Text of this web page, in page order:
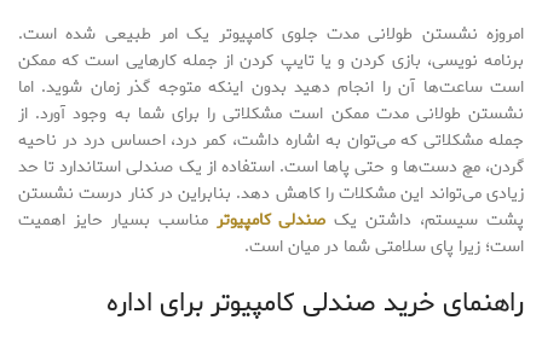
امروزه نشستن طولانی مدت جلوی کامپیوتر یک امر طبیعی شده است.
برنامه نویسی، بازی کردن و یا تایپ کردن از جمله کارهایی است که ممکن
است ساعت‌ها آن را انجام دهید بدون اینکه متوجه گذر زمان شوید. اما
نشستن طولانی مدت ممکن است مشکلاتی را برای شما به وجود آورد. از
جمله مشکلاتی که می‌توان به اشاره داشت، کمر درد، احساس درد در ناحیه
گردن، مچ دست‌ها و حتی پاها است. استفاده از یک صندلی استاندارد تا حد
زیادی می‌تواند این مشکلات را کاهش دهد. بنابراین در کنار درست نشستن
پشت سیستم، داشتن یک صندلی کامپیوتر مناسب بسیار حایز اهمیت
است؛ زیرا پای سلامتی شما در میان است.
راهنمای خرید صندلی کامپیوتر برای اداره